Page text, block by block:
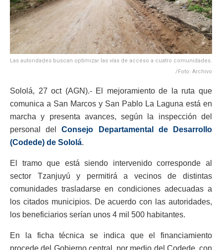
Las autoridades buscan optimizar las vías de acceso a cuatro comunidades.
/Foto: Archivo
Sololá, 27 oct (AGN).- El mejoramiento de la ruta que
comunica a San Marcos y San Pablo La Laguna está en
marcha y presenta avances, según la inspección del
personal delConsejo Departamental de Desarrollo
(Codede) de Sololá.
El tramo que está siendo intervenido corresponde al
sector Tzanjuyú y permitirá a vecinos de distintas
comunidades trasladarse en condiciones adecuadas a
los citados municipios. De acuerdo con las autoridades,
los beneficiarios serían unos 4 mil 500 habitantes.
En la ficha técnica se indica que el financiamiento
procede del Gobierno central, por medio del Codede, con